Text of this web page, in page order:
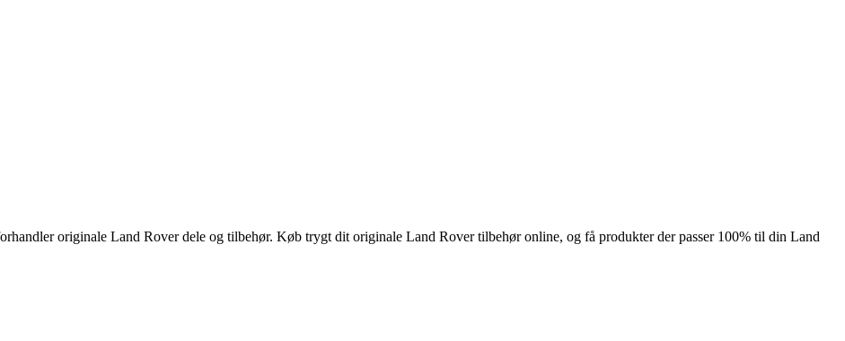
originale Land Rover dele og tilbehør. Køb trygt dit originale Land Rover tilbehør online, og få produkter der passer 100% til din Land